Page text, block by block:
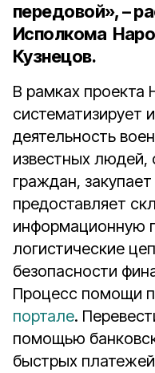
передовой», –
Исполкома
Кузнецов.
В рамках проекта
систематизирует
деятельность
известных людей,
граждан,
предоставляет
информационную
логистические
безопасности
Процесс помощи
портале.
помощью
быстрых